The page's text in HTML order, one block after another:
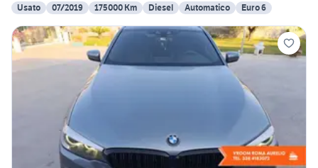
Usato
07/2019 175000 Km Diesel Automatico Euro 6